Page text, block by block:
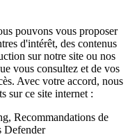
pouvons vous proposer
d'intérêt, des contenus
sur notre site ou nos
vous consultez et de vos
Avec votre accord, nous
sur ce site internet :
Recommandations de
Defender